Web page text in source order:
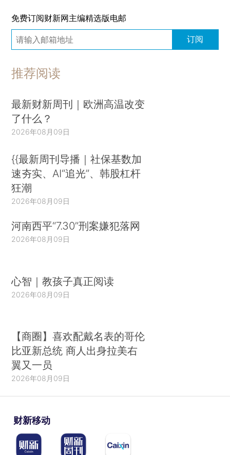
免费订阅财新网主编精选版电邮
订阅
推荐阅读
最新财新周刊｜欧洲高温改变
了什么？
2026年08月09日
{{最新周刊导播｜社保基数加
速夯实、AI“追光”、韩股杠杆
狂潮
2026年08月09日
河南西平“7.30”刑案嫌犯落网
2026年08月09日
心智｜教孩子真正阅读
2026年08月09日
【商圈】喜欢配戴名表的哥伦
比亚新总统 商人出身拉美右
翼又一员
2026年08月09日
财新移动